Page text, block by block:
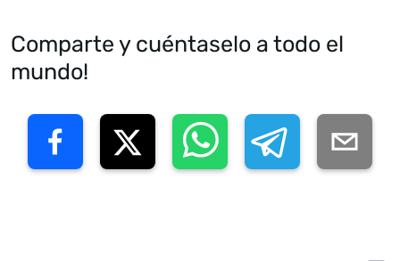
Comparte y cuéntaselo a todo el
mundo!